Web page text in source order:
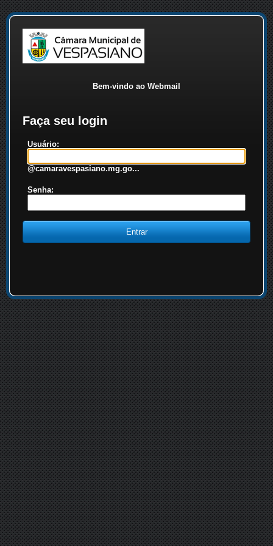
Bem-vindo ao Webmail
Faça seu login
Usuário:
@camaravespasiano.mg.go...
Senha: